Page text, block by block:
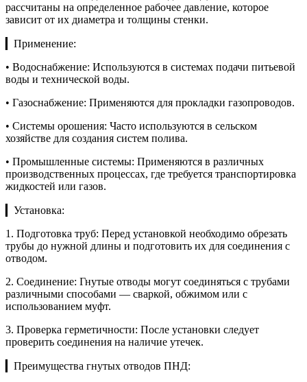
рассчитаны на определенное рабочее давление, которое
зависит от их диаметра и толщины стенки.
▎Применение:
• Водоснабжение: Используются в системах подачи питьевой
воды и технической воды.
• Газоснабжение: Применяются для прокладки газопроводов.
• Системы орошения: Часто используются в сельском
хозяйстве для создания систем полива.
• Промышленные системы: Применяются в различных
производственных процессах, где требуется транспортировка
жидкостей или газов.
▎Установка:
1. Подготовка труб: Перед установкой необходимо обрезать
трубы до нужной длины и подготовить их для соединения с
отводом.
2. Соединение: Гнутые отводы могут соединяться с трубами
различными способами — сваркой, обжимом или с
использованием муфт.
3. Проверка герметичности: После установки следует
проверить соединения на наличие утечек.
▎Преимущества гнутых отводов ПНД: